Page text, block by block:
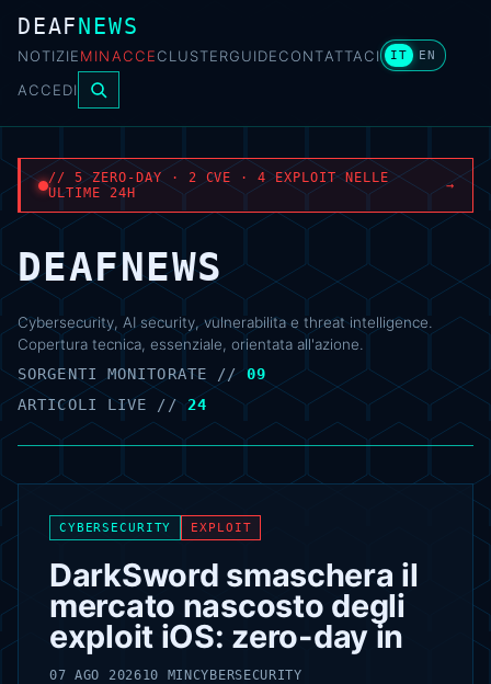
DEAFNEWS
NOTIZIEMINACCECLUSTERGUIDECONTATTACI IT EN
ACCEDI
// 5 ZERO-DAY · 2 CVE · 4 EXPLOIT NELLE
ULTIME 24H
→
DEAFNEWS
Cybersecurity, AI security, vulnerabilita e threat intelligence.
Copertura tecnica, essenziale, orientata all'azione.
SORGENTI MONITORATE //09
ARTICOLI LIVE //24
CYBERSECURITY EXPLOIT
DarkSword smaschera il
mercato nascosto degli
exploit iOS: zero-day in
07 AGO 202610 MIN CYBERSECURITY